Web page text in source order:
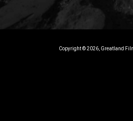
Copyright © 2026, Greatland